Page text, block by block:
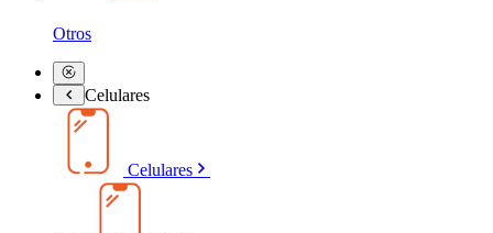
Otros
Celulares
Celulares